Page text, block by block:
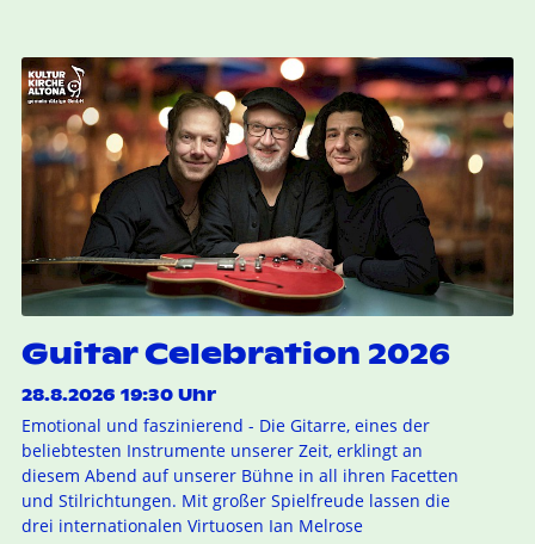
Guitar Celebration 2026
28.8.2026 19:30 Uhr
Emotional und faszinierend - Die Gitarre, eines der
beliebtesten Instrumente unserer Zeit, erklingt an
diesem Abend auf unserer Bühne in all ihren Facetten
und Stilrichtungen. Mit großer Spielfreude lassen die
drei internationalen Virtuosen Ian Melrose